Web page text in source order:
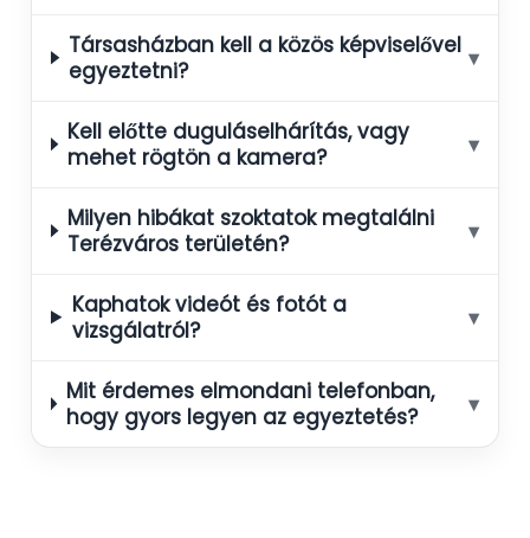
Társasházban kell a közös képviselővel
egyeztetni?
▾
Kell előtte duguláselhárítás, vagy
mehet rögtön a kamera?
▾
Milyen hibákat szoktatok megtalálni
Terézváros területén?
▾
Kaphatok videót és fotót a
vizsgálatról?
▾
Mit érdemes elmondani telefonban,
hogy gyors legyen az egyeztetés?
▾